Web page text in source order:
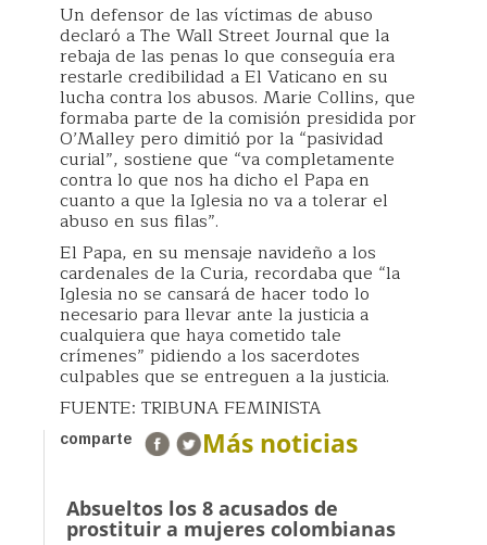
Un defensor de las víctimas de abuso
declaró a The Wall Street Journal que la
rebaja de las penas lo que conseguía era
restarle credibilidad a El Vaticano en su
lucha contra los abusos. Marie Collins, que
formaba parte de la comisión presidida por
O’Malley pero dimitió por la “pasividad
curial”, sostiene que “va completamente
contra lo que nos ha dicho el Papa en
cuanto a que la Iglesia no va a tolerar el
abuso en sus filas”.
El Papa, en su mensaje navideño a los
cardenales de la Curia, recordaba que “la
Iglesia no se cansará de hacer todo lo
necesario para llevar ante la justicia a
cualquiera que haya cometido tale
crímenes” pidiendo a los sacerdotes
culpables que se entreguen a la justicia.
FUENTE: TRIBUNA FEMINISTA
comparte Más noticias
Absueltos los 8 acusados de
prostituir a mujeres colombianas